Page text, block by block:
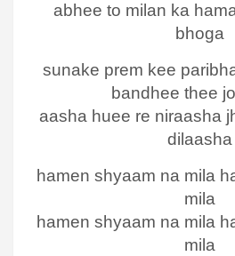
abhee to milan ka
bhoga
sunake prem kee
bandhee thee
aasha huee re niraasha
dilaasha
hamen shyaam na mila
mila
hamen shyaam na mila
mila